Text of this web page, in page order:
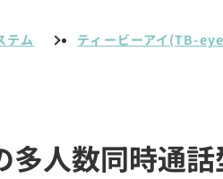
テム ティービーアイ(TB-
人数同時通